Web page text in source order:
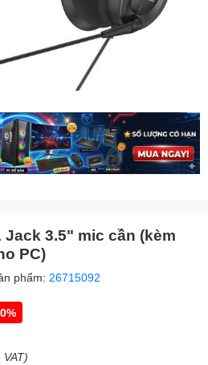
Jack 3.5" mic cần (kèm
PC)
phẩm: 26715092